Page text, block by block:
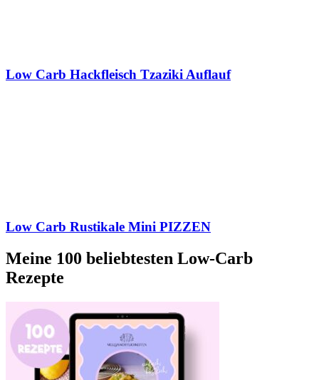
Low Carb Hackfleisch Tzaziki Auflauf
Low Carb Rustikale Mini PIZZEN
Meine 100 beliebtesten Low-Carb
Rezepte